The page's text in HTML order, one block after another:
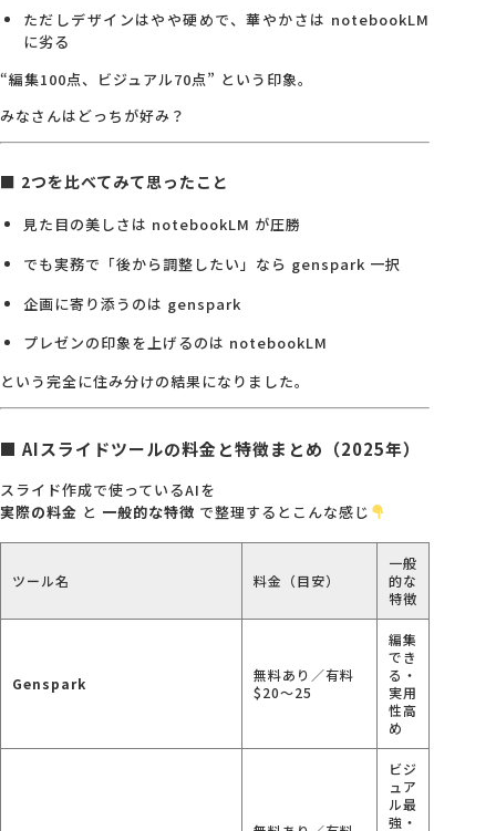
ただしデザインはやや硬めで、華やかさは notebookLM
に劣る
“編集100点、ビジュアル70点” という印象。
みなさんはどっちが好み？
■ 2つを比べてみて思ったこと
見た目の美しさは notebookLM が圧勝
でも実務で「後から調整したい」なら genspark 一択
企画に寄り添うのは genspark
プレゼンの印象を上げるのは notebookLM
という完全に住み分けの結果になりました。
■ AIスライドツールの料金と特徴まとめ（2025年）
スライド作成で使っているAIを
実際の料金 と 一般的な特徴 で整理するとこんな感じ
ツール名 料金（目安）
一般
的な
特徴
Genspark
無料あり／有料
$20〜25
編集
でき
る・
実用
性高
め
ビジ
ュア
ル最
強・